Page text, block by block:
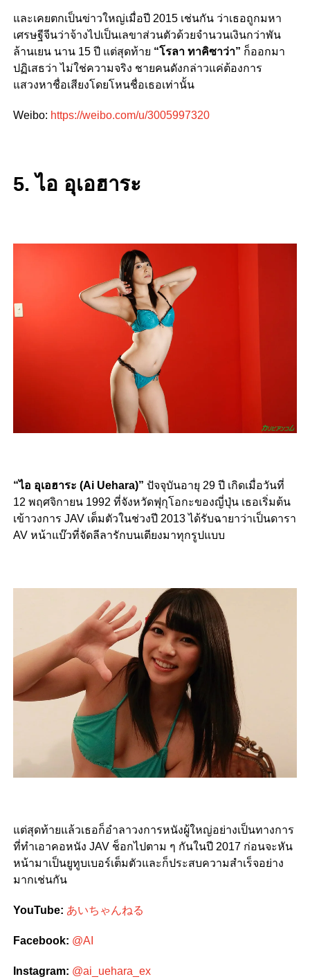
และเคยตกเป็นข่าวใหญ่เมื่อปี 2015 เช่นกัน ว่าเธอถูกมหา
เศรษฐีจีนว่าจ้างไปเป็นเลขาส่วนตัวด้วยจำนวนเงินกว่าพัน
ล้านเยน นาน 15 ปี แต่สุดท้าย “โรลา ทาคิซาว่า” ก็ออกมา
ปฏิเสธว่า ไม่ใช่ความจริง ชายคนดังกล่าวแค่ต้องการ
แสวงหาชื่อเสียงโดยโหนชื่อเธอเท่านั้น
Weibo: https://weibo.com/u/3005997320
5. ไอ อุเอฮาระ
“ไอ อุเอฮาระ (Ai Uehara)” ปัจจุบันอายุ 29 ปี เกิดเมื่อวันที่
12 พฤศจิกายน 1992 ที่จังหวัดฟุกุโอกะของญี่ปุ่น เธอเริ่มต้น
เข้าวงการ JAV เต็มตัวในช่วงปี 2013 ได้รับฉายาว่าเป็นดารา
AV หน้าแบ๊วที่จัดลีลารักบนเตียงมาทุกรูปแบบ
แต่สุดท้ายแล้วเธอก็อำลาวงการหนังผู้ใหญ่อย่างเป็นทางการ
ที่ทำเอาคอหนัง JAV ช็อกไปตาม ๆ กันในปี 2017 ก่อนจะหัน
หน้ามาเป็นยูทูบเบอร์เต็มตัวและก็ประสบความสำเร็จอย่าง
มากเช่นกัน
YouTube: あいちゃんねる
Facebook: @AI
Instagram: @ai_uehara_ex